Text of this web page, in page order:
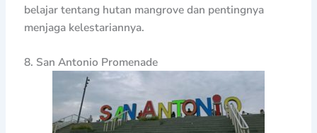
belajar tentang hutan mangrove dan pentingnya
menjaga kelestariannya.
8. San Antonio Promenade